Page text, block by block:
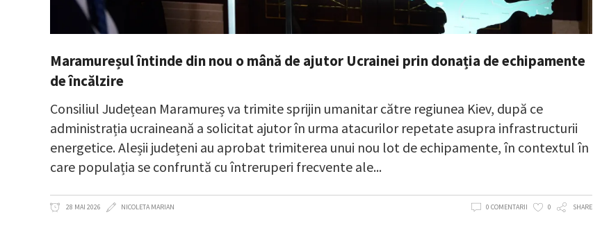
Maramureșul întinde din nou o mână de ajutor Ucrainei prin donația de echipamente
de încălzire
Consiliul Județean Maramureș va trimite sprijin umanitar către regiunea Kiev, după ce
administrația ucraineană a solicitat ajutor în urma atacurilor repetate asupra infrastructurii
energetice. Aleșii județeni au aprobat trimiterea unui nou lot de echipamente, în contextul în
care populația se confruntă cu întreruperi frecvente ale
28 MAI 2026 NICOLETA MARIAN 0 COMENTARII 0 SHARE